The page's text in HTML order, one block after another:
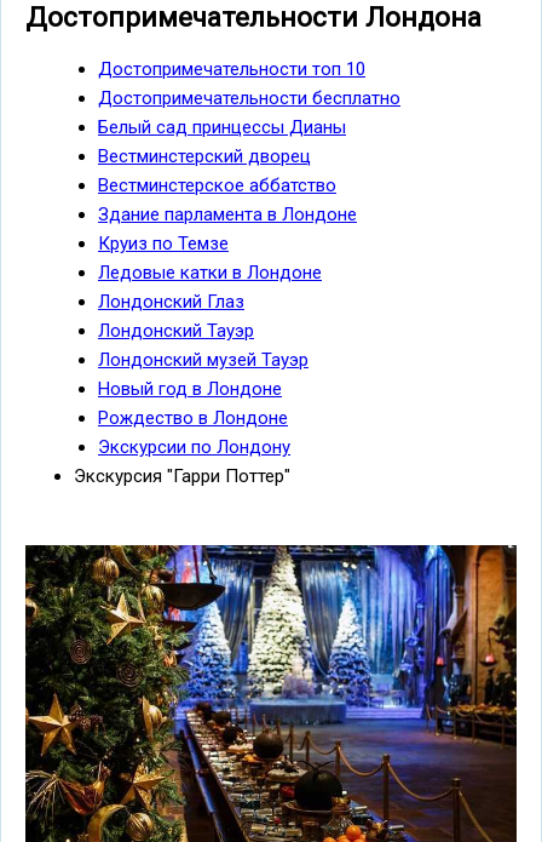
Достопримечательности Лондона
Достопримечательности топ 10
Достопримечательности бесплатно
Белый сад принцессы Дианы
Вестминстерский дворец
Вестминстерское аббатство
Здание парламента в Лондоне
Круиз по Темзе
Ледовые катки в Лондоне
Лондонский Глаз
Лондонский Тауэр
Лондонский музей Тауэр
Новый год в Лондоне
Рождество в Лондоне
Экскурсии по Лондону
Экскурсия "Гарри Поттер"